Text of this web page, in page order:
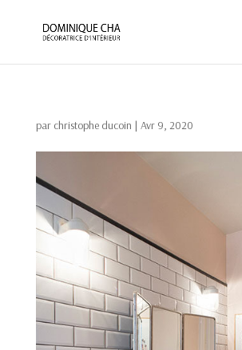
par christophe ducoin | Avr 9, 2020